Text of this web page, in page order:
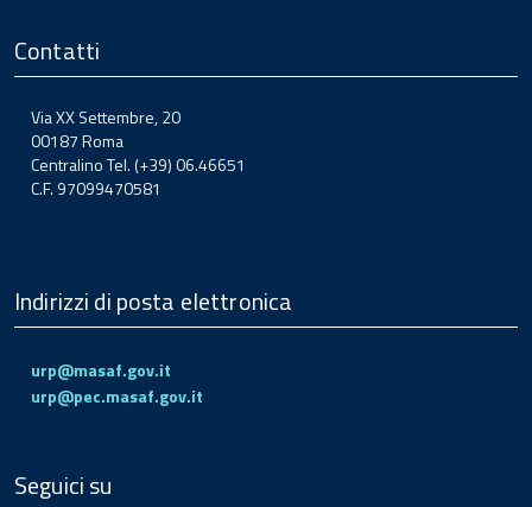
Contatti
Via XX Settembre, 20
00187 Roma
Centralino Tel. (+39) 06.46651
C.F. 97099470581
Indirizzi di posta elettronica
urp@masaf.gov.it
urp@pec.masaf.gov.it
Seguici su